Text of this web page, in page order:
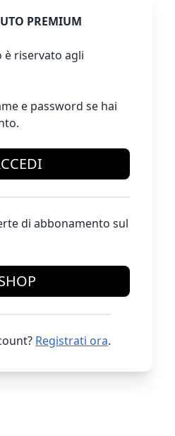
PREMIUM
riservato agli
e password se hai
di abbonamento sul
Registrati ora.